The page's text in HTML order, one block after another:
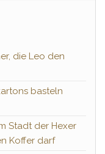
die Leo den
basteln
Stadt der Hexer
Koffer darf